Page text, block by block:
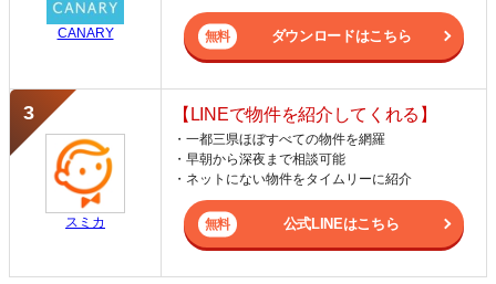
CANARY ダウンロードはこちら
スミカ
【LINEで物件を紹介してくれる】
・一都三県ほぼすべての物件を網羅
・早朝から深夜まで相談可能
・ネットにない物件をタイムリーに紹介
公式LINEはこちら